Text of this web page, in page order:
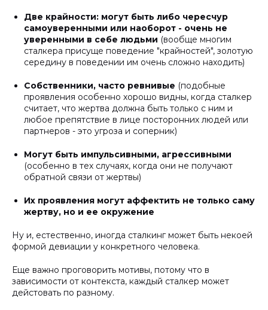
Две крайности: могут быть либо чересчур
самоуверенными или наоборот - очень не
уверенными в себе людьми (вообще многим
сталкера присуще поведение "крайностей", золотую
середину в поведении им очень сложно находить)
Собственники, часто ревнивые (подобные
проявления особенно хорошо видны, когда сталкер
считает, что жертва должна быть только с ним и
любое препятствие в лице посторонних людей или
партнеров - это угроза и соперник)
Могут быть импульсивными, агрессивными
(особенно в тех случаях, когда они не получают
обратной связи от жертвы)
Их проявления могут аффектить не только саму
жертву, но и ее окружение
Ну и, естественно, иногда сталкинг может быть некоей
формой девиации у конкретного человека.
Еще важно проговорить мотивы, потому что в
зависимости от контекста, каждый сталкер может
дейстовать по разному.